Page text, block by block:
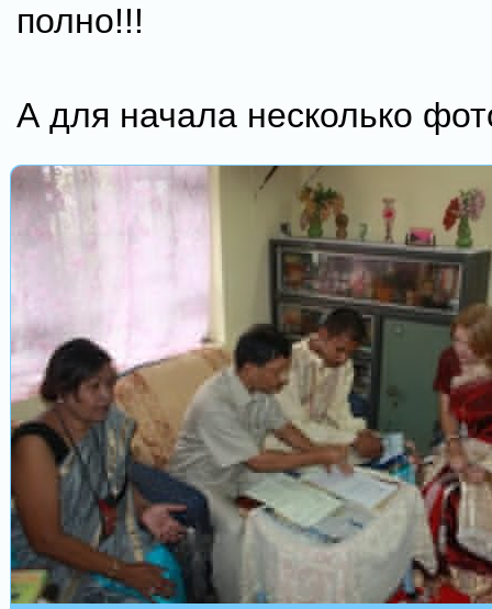
полно!!!
А для начала несколько